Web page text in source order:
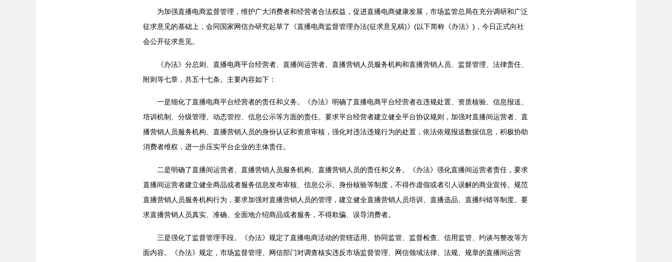
为加强直播电商监督管理，维护广大消费者和经营者合法权益，促进直播电商健康发展，市场监管总局在充分调研和广泛
征求意见的基础上，会同国家网信办研究起草了《直播电商监督管理办法(征求意见稿)》(以下简称《办法》)，今日正式向社
会公开征求意见。
《办法》分总则、直播电商平台经营者、直播间运营者、直播营销人员服务机构和直播营销人员、监督管理、法律责任、
附则等七章，共五十七条。主要内容如下：
一是细化了直播电商平台经营者的责任和义务。《办法》明确了直播电商平台经营者在违规处置、资质核验、信息报送、
培训机制、分级管理、动态管控、信息公示等方面的责任。要求平台经营者建立健全平台协议规则，加强对直播间运营者、直
播营销人员服务机构、直播营销人员的身份认证和资质审核，强化对违法违规行为的处置，依法依规报送数据信息，积极协助
消费者维权，进一步压实平台企业的主体责任。
二是明确了直播间运营者、直播营销人员服务机构、直播营销人员的责任和义务。《办法》强化直播间运营者责任，要求
直播间运营者建立健全商品或者服务信息发布审核、信息公示、身份核验等制度，不得作虚假或者引人误解的商业宣传。规范
直播营销人员服务机构行为，要求加强对直播营销人员的管理，建立健全直播营销人员培训、直播选品、直播纠错等制度。要
求直播营销人员真实、准确、全面地介绍商品或者服务，不得欺骗、误导消费者。
三是强化了监督管理手段。《办法》规定了直播电商活动的管辖适用、协同监管、监督检查、信用监管、约谈与整改等方
面内容。《办法》规定，市场监督管理、网信部门对调查核实违反市场监督管理、网信领域法律、法规、规章的直播间运营